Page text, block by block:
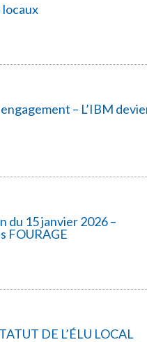
locaux
– L’IBM
du 15 janvier 2026 –
FOURAGE
DE L’ÉLU LOCAL